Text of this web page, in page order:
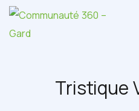
Tristique